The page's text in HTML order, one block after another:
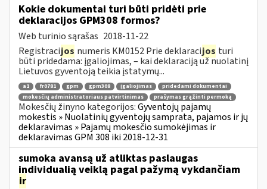
Kokie dokumentai turi būti pridėti prie
deklaracijos GPM308 formos?
Web turinio sąrašas 2018-11-22
Registracijos numeris KM0152 Prie deklaracijos turi
būti pridedama: įgaliojimas, – kai deklaraciją už nuolatinį
Lietuvos gyventoją teikia įstatymų...
a1 fr0781 gpm gpm308 įgaliojimas
pridedami dokumentai
mokesčių administratoriaus patvirtinimas
prašymas grąžinti permoką
Mokesčių žinyno kategorijos:Gyventojų pajamų
mokestis » Nuolatinių gyventojų samprata, pajamos ir jų
deklaravimas » Pajamų mokesčio sumokėjimas ir
deklaravimas GPM 308 iki 2018-12-31
sumoka avansą už atliktas paslaugas
individualią veiklą pagal pažymą vykdančiam
ir